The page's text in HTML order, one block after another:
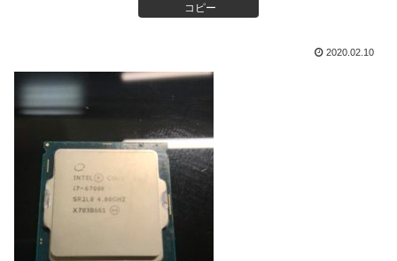
コピー
2020.02.10